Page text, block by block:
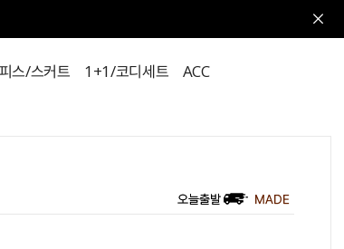
스/스커트 1+1/코디세트 ACC